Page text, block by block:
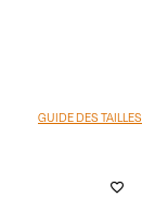
GUIDE DES TAILLES